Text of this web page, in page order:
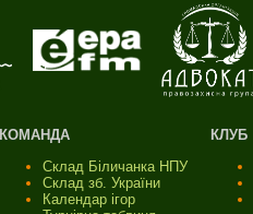
КОМАНДА
Склад Біличанка НПУ
Склад зб. України
Календар ігор
КЛУБ